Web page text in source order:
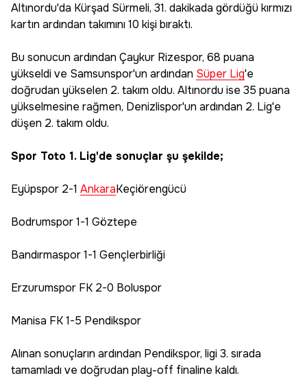
Altınordu'da Kürşad Sürmeli, 31. dakikada gördüğü kırmızı
kartın ardından takımını 10 kişi bıraktı.
Bu sonucun ardından Çaykur Rizespor, 68 puana
yükseldi ve Samsunspor'un ardından Süper Lig'e
doğrudan yükselen 2. takım oldu. Altınordu ise 35 puana
yükselmesine rağmen, Denizlispor'un ardından 2. Lig'e
düşen 2. takım oldu.
Spor Toto 1. Lig'de sonuçlar şu şekilde;
Eyüpspor 2-1 AnkaraKeçiörengücü
Bodrumspor 1-1 Göztepe
Bandırmaspor 1-1 Gençlerbirliği
Erzurumspor FK 2-0 Boluspor
Manisa FK 1-5 Pendikspor
Alınan sonuçların ardından Pendikspor, ligi 3. sırada
tamamladı ve doğrudan play-off finaline kaldı.